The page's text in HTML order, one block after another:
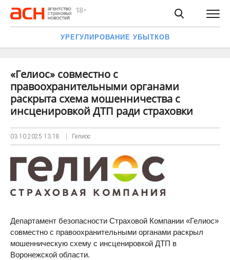
УРЕГУЛИРОВАНИЕ УБЫТКОВ
«Гелиос» совместно с
правоохранительными органами
раскрыта схема мошенничества с
инсценировкой ДТП ради страховки
03.10.2025 13:18 Гелиос
Департамент безопасности Страховой Компании «Гелиос»
совместно с правоохранительными органами раскрыл
мошенническую схему с инсценировкой ДТП в
Воронежской области.